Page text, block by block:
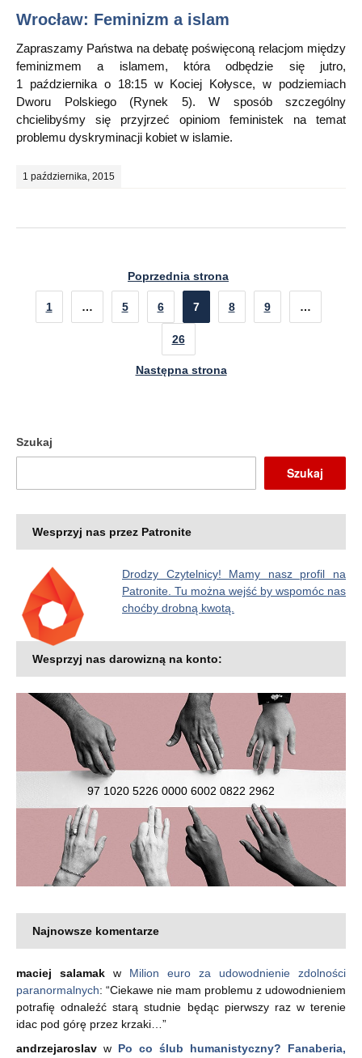
Wrocław: Feminizm a islam
Zapraszamy Państwa na debatę poświęconą relacjom między
feminizmem a islamem, która odbędzie się jutro,
1 października o 18:15 w Kociej Kołysce, w podziemiach
Dworu Polskiego (Rynek 5). W sposób szczególny
chcielibyśmy się przyjrzeć opiniom feministek na temat
problemu dyskryminacji kobiet w islamie.
1 października, 2015
Poprzednia strona
1 … 5 6 7 8 9 …
26
Następna strona
Szukaj
Szukaj
Wesprzyj nas przez Patronite
Drodzy Czytelnicy! Mamy nasz profil na
Patronite. Tu można wejść by wspomóc nas
choćby drobną kwotą.
Wesprzyj nas darowizną na konto:
97 1020 5226 0000 6002 0822 2962
Najnowsze komentarze
maciej salamak w Milion euro za udowodnienie zdolności
paranormalnych: “Ciekawe nie mam problemu z udowodnieniem
potrafię odnaleźć starą studnie będąc pierwszy raz w terenie
idac pod górę przez krzaki… ”
andrzejaroslav w Po co ślub humanistyczny? Fanaberia,